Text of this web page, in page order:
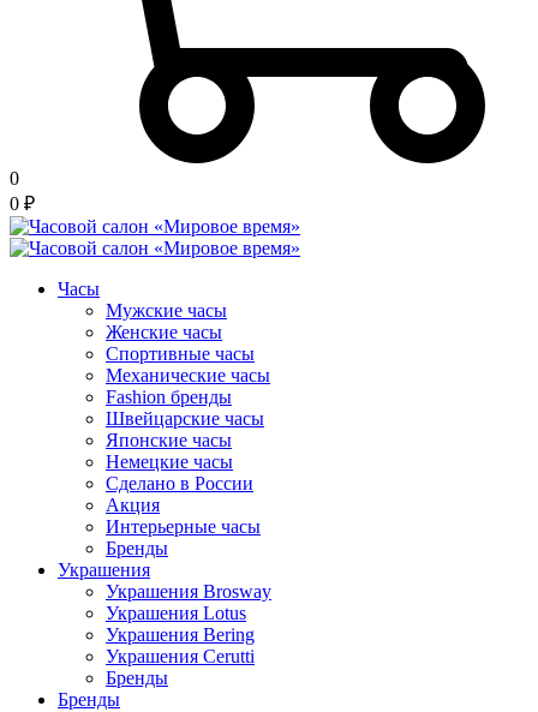
0
0 ₽
Часы
Мужские часы
Женские часы
Спортивные часы
Механические часы
Fashion бренды
Швейцарские часы
Японские часы
Немецкие часы
Сделано в России
Акция
Интерьерные часы
Бренды
Украшения
Украшения Brosway
Украшения Lotus
Украшения Bering
Украшения Cerutti
Бренды
Бренды